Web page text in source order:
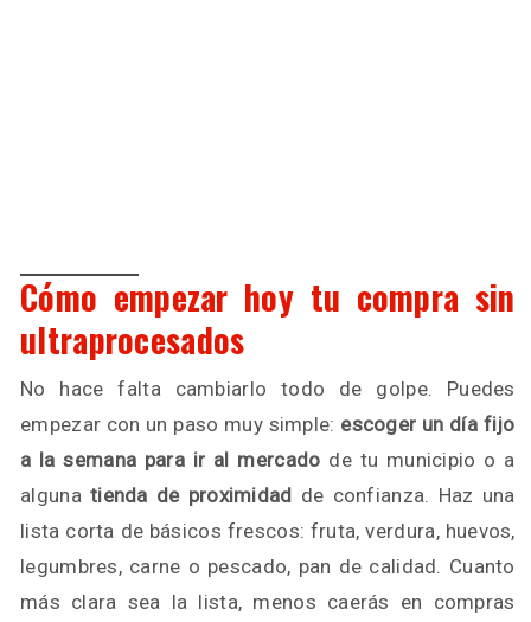
Cómo empezar hoy tu compra sin
ultraprocesados
No hace falta cambiarlo todo de golpe. Puedes
empezar con un paso muy simple: escoger un día fijo
a la semana para ir al mercado de tu municipio o a
alguna tienda de proximidad de confianza. Haz una
lista corta de básicos frescos: fruta, verdura, huevos,
legumbres, carne o pescado, pan de calidad. Cuanto
más clara sea la lista, menos caerás en compras